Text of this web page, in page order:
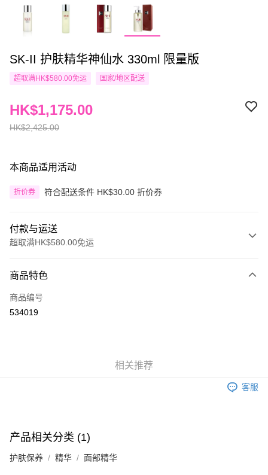
SK-II 护肤精华神仙水 330ml 限量版
超取满HK$580.00免运 国家/地区配送
HK$2,425.00
HK$1,175.00
本商品适用活动
折价券 符合配送条件 HK$30.00 折价券
付款与运送
超取满HK$580.00免运
信用卡
Apple Pay
相关说明
銀行匯款 請將存款存到以下銀行帳戶，並於存款單據寫上訂單編號後電郵至
eshop@colourmix-cosmetics.com** **我們不會處理沒有提供存款單據的訂
运送方式
商品特色
商品编号
534019
相关推荐
客服
产品相关分类 (1)
护肤保养 精华 面部精华